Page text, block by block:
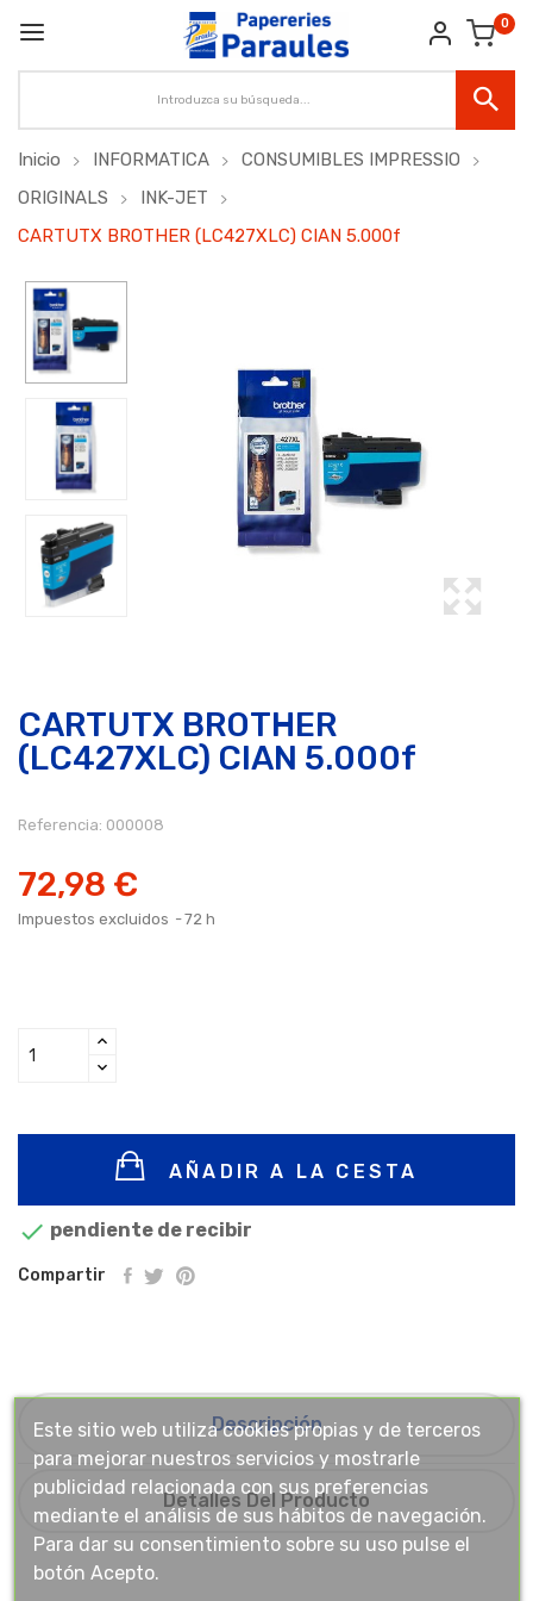
0
Inicio INFORMATICA
CONSUMIBLES IMPRESSIO
ORIGINALS
INK-JET
CARTUTX BROTHER (LC427XLC) CIAN 5.000f
CARTUTX BROTHER
(LC427XLC) CIAN 5.000f
Referencia: 000008
72,98 €
Impuestos excluidos 72 h
AÑADIR A LA CESTA
 pendiente de recibir
Compartir
Descripción
Detalles Del Producto
Este sitio web utiliza cookies propias y de terceros
para mejorar nuestros servicios y mostrarle
publicidad relacionada con sus preferencias
mediante el análisis de sus hábitos de navegación.
Para dar su consentimiento sobre su uso pulse el
botón Acepto.